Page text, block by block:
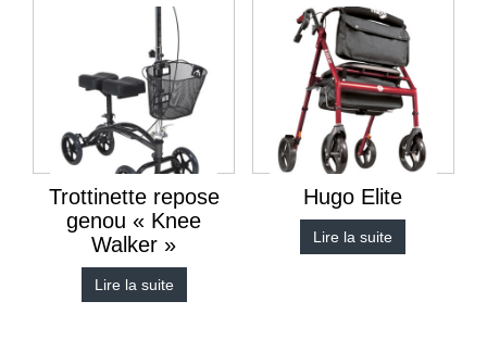
Trottinette repose
genou « Knee
Walker »
Lire la suite
Hugo Elite
Lire la suite